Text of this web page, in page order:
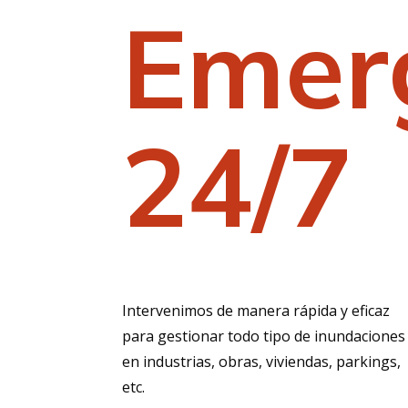
24/7
Intervenimos de manera rápida y eficaz
para gestionar todo tipo de inundaciones
en industrias, obras, viviendas, parkings,
etc.